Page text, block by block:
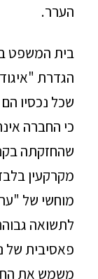
הערר.
בית המשפט
הגדרת
שכל נכסיו
כי החברה
שהחזקתה
מקרקעין
מוחשי של
לתשואה
פאסיבית של
משמש את